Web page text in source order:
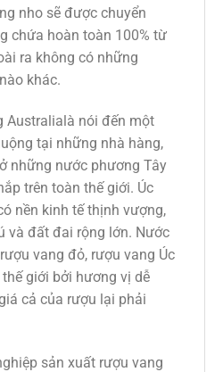
nho sẽ được chuyển
chứa hoàn toàn 100% từ
ra không có những
khác.
Australialà nói đến một
tại những nhà hàng,
những nước phương Tây
trên toàn thế giới. Úc
nền kinh tế thịnh vượng,
và đất đai rộng lớn. Nước
vang đỏ, rượu vang Úc
giới bởi hương vị dễ
cả của rượu lại phải
sản xuất rượu vang